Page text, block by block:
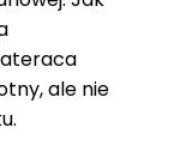
ale nie